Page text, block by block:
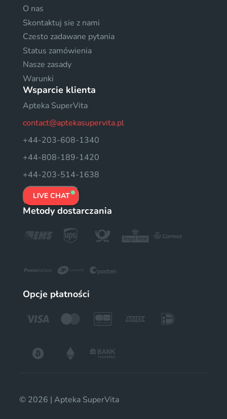
O nas
Skontaktuj sie z nami
Czesto zadawane pytania
Status zamówienia
Nasze zasady
Warunki
Wsparcie klienta
Apteka SuperVita
contact@aptekasupervita.pl
+44-203-608-1340
+44-808-189-1420
+44-203-514-1638
LIVE CHAT
Metody dostarczania
Opcje płatności
© 2026 | Apteka SuperVita